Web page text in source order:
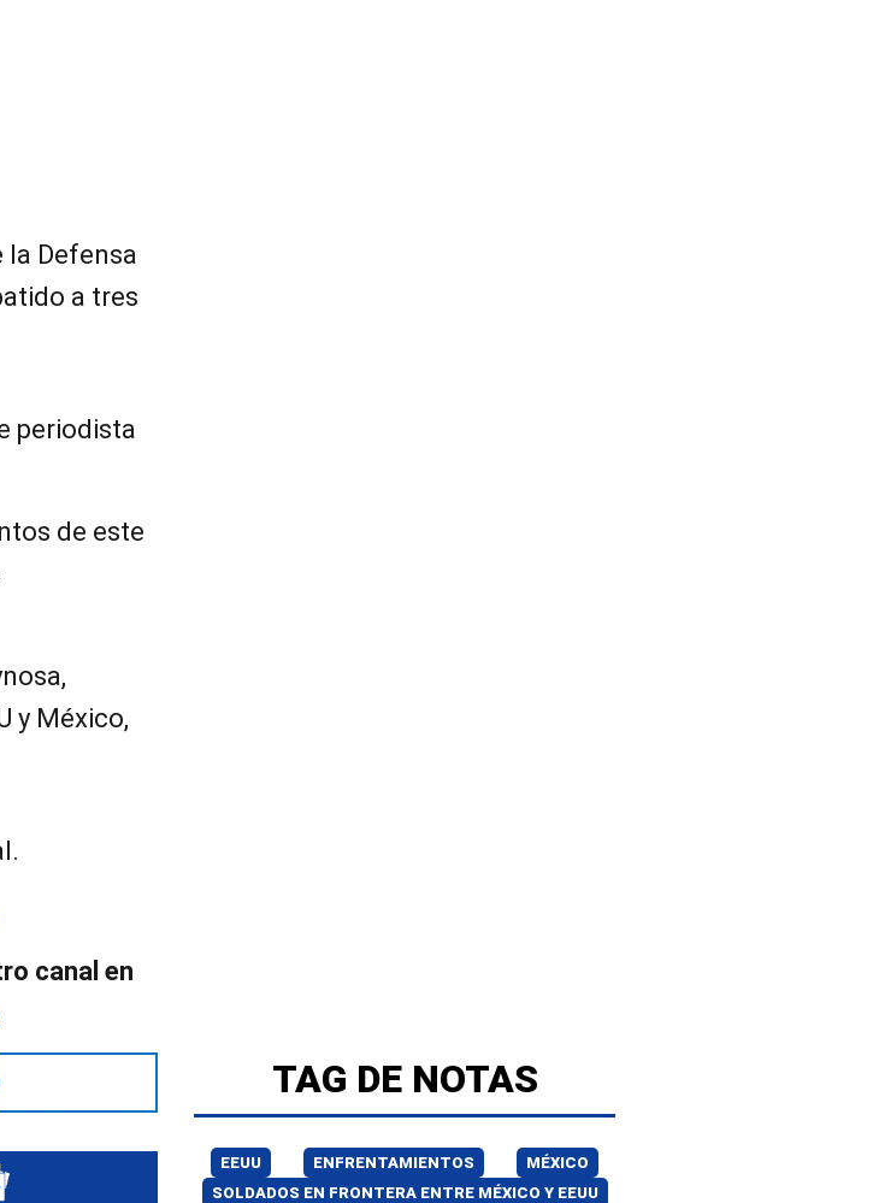
la Defensa
a tres
periodista
de este
y México,
canal en
TAG DE NOTAS
EEUU ENFRENTAMIENTOS
MÉXICO
SOLDADOS EN FRONTERA ENTRE MÉXICO Y EEUU